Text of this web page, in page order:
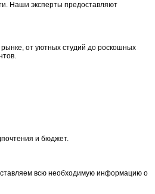
Наши эксперты предоставляют
от уютных студий до роскошных
и бюджет.
всю необходимую информацию о